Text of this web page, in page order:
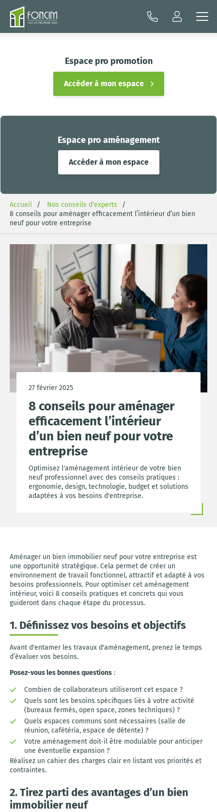
Espace pro aménagement
Accéder à mon espace
Espace pro promotion
Accéder à mon espace
Accueil
Nos conseils d'experts
8 conseils pour aménager efficacement l’intérieur d’un bien
neuf pour votre entreprise
27 février 2025
8 conseils pour aménager
efficacement l’intérieur
d’un bien neuf pour votre
entreprise
Optimisez l'aménagement intérieur de votre bien
neuf professionnel avec des conseils pratiques :
ergonomie, design, technologie, budget et solutions
adaptées à vos besoins d'entreprise.
Aménager un bien immobilier neuf pour votre entreprise est
une opportunité stratégique. Cela permet de créer un
environnement de travail fonctionnel, attractif et adapté à vos
besoins professionnels. Pour optimiser cet aménagement
intérieur, voici 8 conseils pratiques et concrets qui vous
guideront dans chaque étape du processus.
1. Définissez vos besoins et objectifs
Avant d'entamer les travaux d'aménagement, prenez le temps
d’évaluer vos besoins.
Posez-vous les bonnes questions :
Combien de collaborateurs utiliseront cet espace ?
Quels sont les besoins spécifiques liés à votre activité
(bureaux fermés, open space, zones techniques) ?
Quels espaces communs sont nécessaires (salle de
réunion, cafétéria, espace de détente) ?
Votre aménagement doit-il être modulable pour anticiper
une éventuelle expansion ?
Réalisez un cahier des charges clair en listant vos priorités et
contraintes.
2. Tirez parti des avantages d’un bien
immobilier neuf